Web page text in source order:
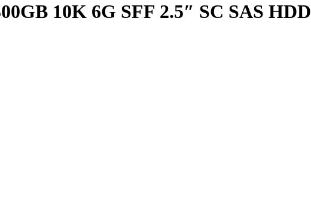
10K 6G SFF 2.5″ SC SAS HDD